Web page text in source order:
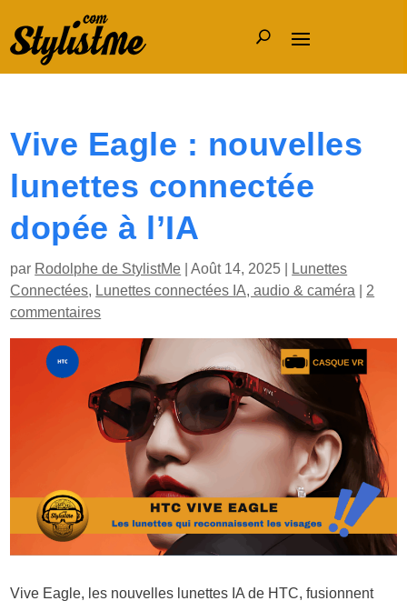
Vive Eagle : nouvelles
lunettes connectée
dopée à l’IA
par Rodolphe de StylistMe |Août 14, 2025
Lunettes
Connectées, Lunettes connectées IA, audio & caméra
2
commentaires
Vive Eagle, les nouvelles lunettes IA de HTC, fusionnent